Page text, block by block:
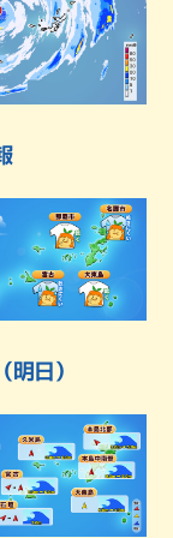
明日）